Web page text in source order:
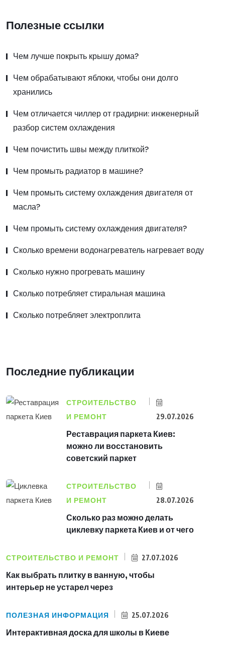
Полезные ссылки
Чем лучше покрыть крышу дома?
Чем обрабатывают яблоки, чтобы они долго
хранились
Чем отличается чиллер от градирни: инженерный
разбор систем охлаждения
Чем почистить швы между плиткой?
Чем промыть радиатор в машине?
Чем промыть систему охлаждения двигателя от
масла?
Чем промыть систему охлаждения двигателя?
Сколько времени водонагреватель нагревает воду
Сколько нужно прогревать машину
Сколько потребляет стиральная машина
Сколько потребляет электроплита
Последние публикации
СТРОИТЕЛЬСТВО
И РЕМОНТ
29.07.2026
Реставрация паркета Киев:
можно ли восстановить
советский паркет
СТРОИТЕЛЬСТВО
И РЕМОНТ
28.07.2026
Сколько раз можно делать
циклевку паркета Киев и от чего
СТРОИТЕЛЬСТВО И РЕМОНТ 27.07.2026
Как выбрать плитку в ванную, чтобы
интерьер не устарел через
ПОЛЕЗНАЯ ИНФОРМАЦИЯ 25.07.2026
Интерактивная доска для школы в Киеве